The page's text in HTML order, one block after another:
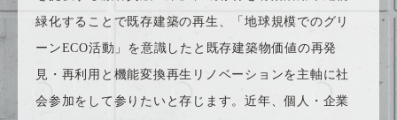
緑化することで既存建築の再生、「地球規模でのグリ
ーンECO活動」を意識したと既存建築物価値の再発
見・再利用と機能変換再生リノベーションを主軸に社
会参加をして参りたいと存じます。近年、個人・企業